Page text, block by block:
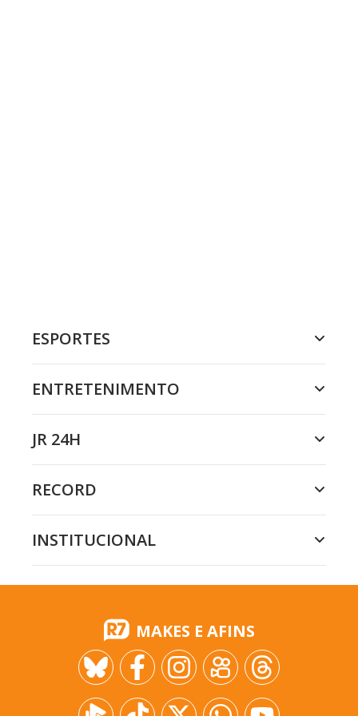
ESPORTES
ENTRETENIMENTO
JR 24H
RECORD
INSTITUCIONAL
MAKES E AFINS